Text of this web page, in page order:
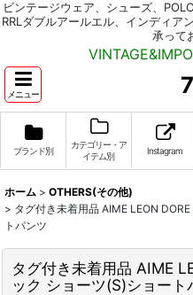
ビンテージウェア、シューズ、
RRLダブルアールエル、インディア
承って
メニュー
ブランド別
カテゴリー・ア
イテム別
Instagram
ホーム > OTHERS(その他)
> タグ付き未着用品 AIME LEON
トパンツ
タグ付き未着用品 AIME
ック ショーツ(S)ショート